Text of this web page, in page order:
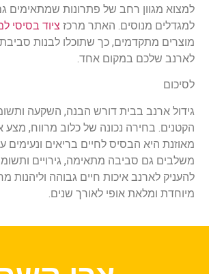
למצוא מגוון רחב של פתרונות שמתאימים
למגדלים מנוסים. האתר מרכז ציוד בסיסי
מוצרים מתקדמים, כך שתוכלו לבנות
לארנב שלכם במקום אחד.
לסיכום
גידול ארנב בבית דורש הבנה, השקעה
הקטנים. בחירה נכונה של כלוב מרווח, מצע
מאוזנת היא הבסיס לחיים בריאים
משלבים גם סביבה מתאימה, גירויים ותשומת
להעניק לארנב איכות חיים גבוהה וליהנות
מיוחדת ומלאת אופי לאורך שנים.